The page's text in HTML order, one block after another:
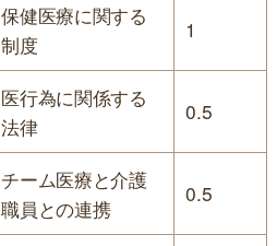
保健医療に関する
制度
1
医行為に関係する
法律
0.5
チーム医療と介護
職員との連携
0.5